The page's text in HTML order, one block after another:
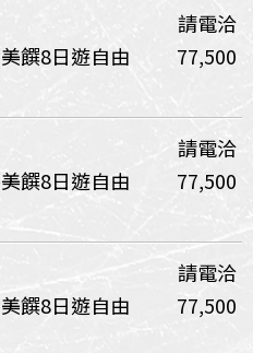
請電洽
饌8日遊自由
77,500
請電洽
饌8日遊自由
77,500
請電洽
饌8日遊自由
77,500